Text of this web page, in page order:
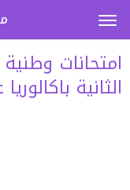
امتحانات
الثانية